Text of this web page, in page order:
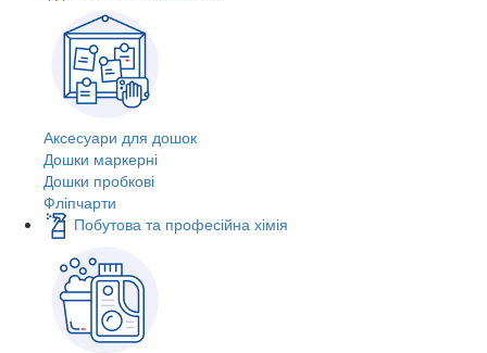
Аксесуари для дошок
Дошки маркерні
Дошки пробкові
Фліпчарти
Побутова та професійна хімія